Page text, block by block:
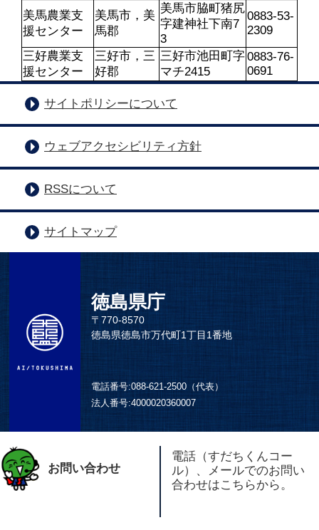
美馬農業支
援センター
美馬市，美
馬郡
美馬市脇町猪尻
字建神社下南7
3
0883-53-
2309
三好農業支
援センター
三好市，三
好郡
三好市池田町字
マチ2415
0883-76-
0691
サイトポリシーについて
ウェブアクセシビリティ方針
RSSについて
サイトマップ
徳島県庁
〒770-8570
徳島県徳島市万代町1丁目1番地
電話番号:088-621-2500（代表）
法人番号:4000020360007
お問い合わせ
電話（すだちくんコー
ル）、メールでのお問い
合わせはこちらから。